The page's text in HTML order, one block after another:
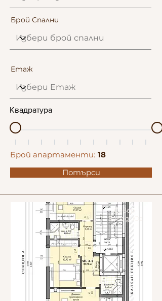
Брой Спални
Етаж
Квадратура
Брой апартаменти: 18
Потърси
Север-
Запад-Юг